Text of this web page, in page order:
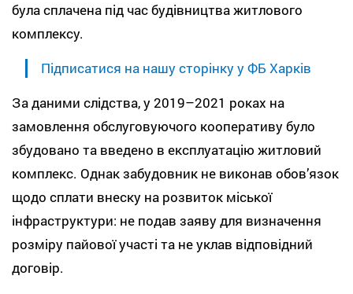
була сплачена під час будівництва житлового
комплексу.
Підписатися на нашу сторінку у ФБ Харків
За даними слідства, у 2019–2021 роках на
замовлення обслуговуючого кооперативу було
збудовано та введено в експлуатацію житловий
комплекс. Однак забудовник не виконав обов’язок
щодо сплати внеску на розвиток міської
інфраструктури: не подав заяву для визначення
розміру пайової участі та не уклав відповідний
договір.